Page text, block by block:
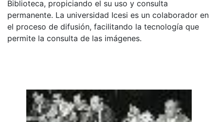
Biblioteca, propiciando el su uso y consulta
permanente. La universidad Icesi es un colaborador en
el proceso de difusión, facilitando la tecnología que
permite la consulta de las imágenes.